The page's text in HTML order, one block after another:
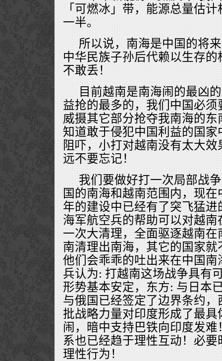
「可燃冰」带，能源总量估
一半。
所以说，南海是中国的将
中华民族子孙后代赖以生存
不敢丢！
目前越南是南海闹的最凶
益抢的最多的，我们中国必
威摄其它部分抢夺我南海的
知道敢于侵犯中国利益的国
阻吓，小打对越南没有太大
远不要忘记！
我们要做好打一次局部战
国的南海和越南范围内，现
年的建设中已经有了突飞猛
海军航空兵的帮助可以对越
一次大清理，全面驱逐越南
南清理出南海，其它的国家
他们会乖乖的吐出来在中国
兵认为: 打越南这场战争具有
形势基本安定，东方: 与日本
与俄国已经签定了边界条约
批战略力量对印度形成了最
闹，暗中支持巴铁向印度发
系也已经趋于理性互动！必
理性行为！